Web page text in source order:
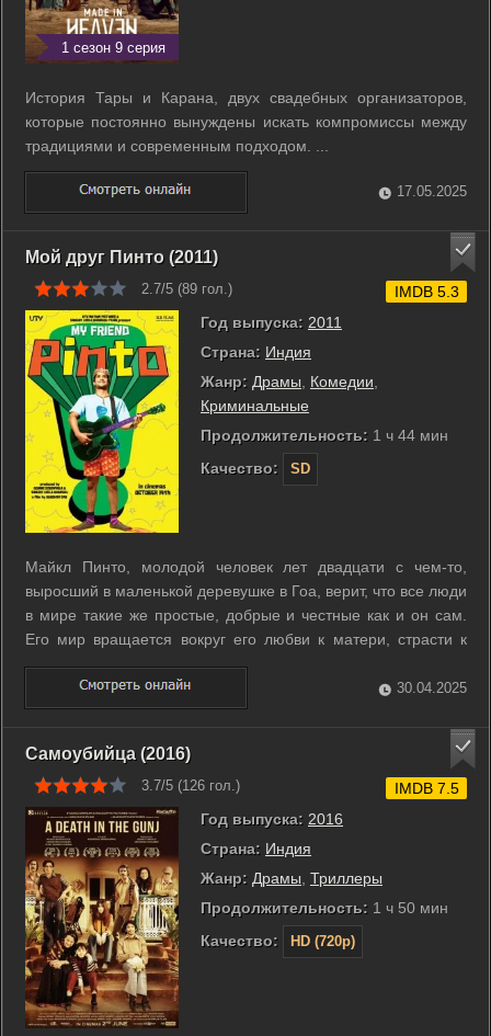
1 сезон 9 серия
История Тары и Карана, двух свадебных организаторов,
которые постоянно вынуждены искать компромиссы между
традициями и современным подходом. ...
17.05.2025
Мой друг Пинто (2011)
2.7/5 (89 гол.)
Год выпуска: 2011
Страна: Индия
Жанр: Драмы, Комедии,
Криминальные
Продолжительность: 1 ч 44 мин
Качество:
SD
IMDB 5.3
Майкл Пинто, молодой человек лет двадцати с чем-то,
выросший в маленькой деревушке в Гоа, верит, что все люди
в мире такие же простые, добрые и честные как и он сам.
Его мир вращается вокруг его любви к матери, страсти к
музыке и воспоминаниях о друге детства Самире, который
уехал из Гоа в Мумбай много лет назад, не ответив ни на
одно из ...
30.04.2025
Самоубийца (2016)
3.7/5 (126 гол.)
Год выпуска: 2016
Страна: Индия
Жанр: Драмы Триллеры
Продолжительность: 1 ч 50 мин
Качество:
HD (720p)
IMDB 7.5